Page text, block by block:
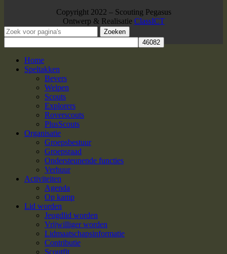
Copyright 2022 – Scouting Pegasus
Ontwerp & Realisatie ClassICT
Zoeken
Home
Speltakken
Bevers
Welpen
Scouts
Explorers
Roverscouts
PlusScouts
Organisatie
Groepsbestuur
Groepsraad
Ondersteunende functies
Verhuur
Activiteiten
Agenda
Op kamp
Lid worden
Jeugdlid worden
Vrijwilliger worden
Lidmaatschapsinformatie
Contributie
Scoutfit